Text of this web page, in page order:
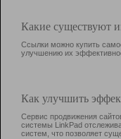
Какие существуют
Ссылки можно купить
улучшению их
Как улучшить
Сервис продвижения
системы LinkPad
систем, что позволяет